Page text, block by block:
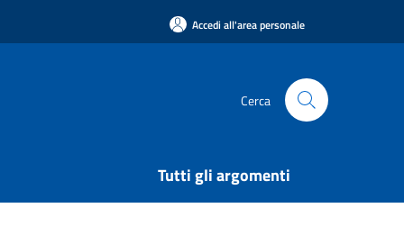
Accedi all'area personale
Cerca
Tutti gli argomenti